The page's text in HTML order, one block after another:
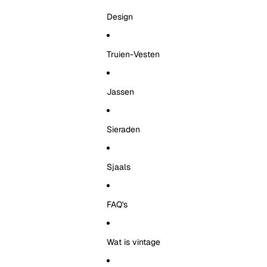
Design
Truien-Vesten
Jassen
Sieraden
Sjaals
FAQ's
Wat is vintage